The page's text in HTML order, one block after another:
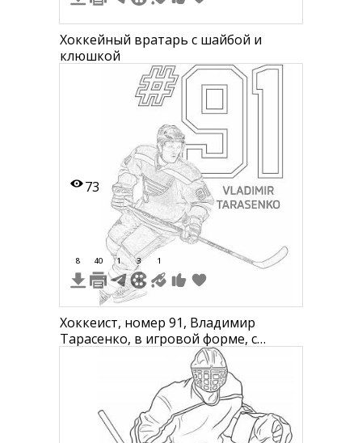
Хоккейный вратарь с шайбой и
клюшкой
73
8 40 1 3 1
Хоккеист, номер 91, Владимир
Тарасенко, в игровой форме, с
клюшкой, на фоне номер и имя